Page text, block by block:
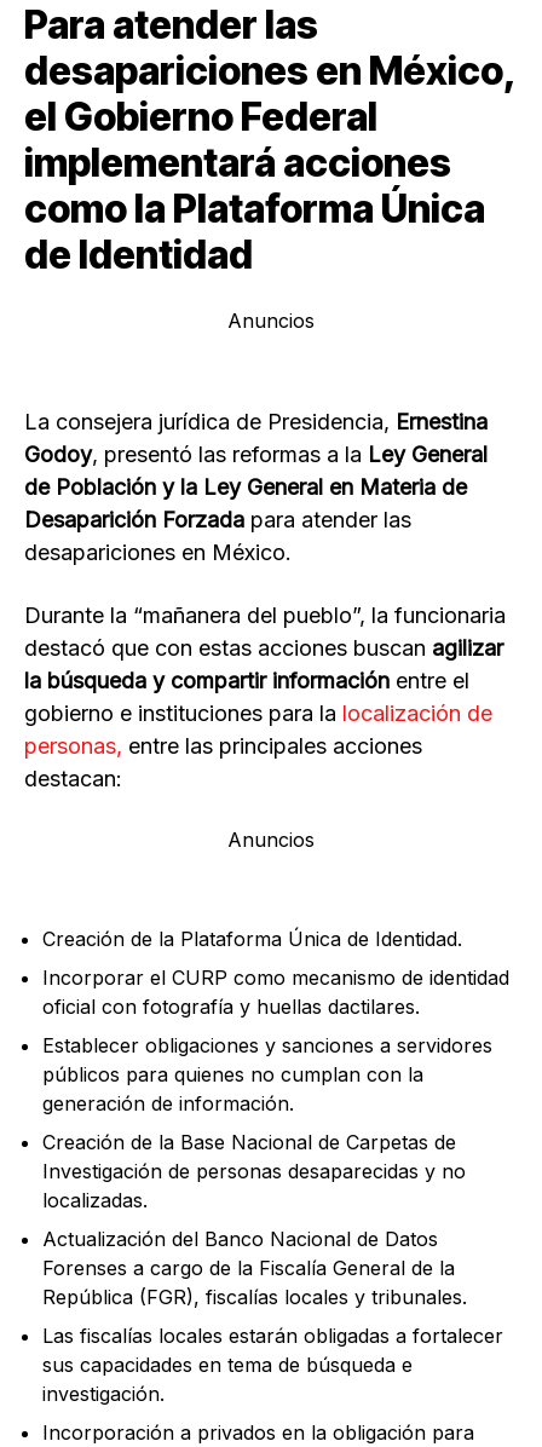
Para atender las
desapariciones en México,
el Gobierno Federal
implementará acciones
como la Plataforma Única
de Identidad
Anuncios
La consejera jurídica de Presidencia, Ernestina
Godoy, presentó las reformas a la Ley General
de Población y la Ley General en Materia de
Desaparición Forzada para atender las
desapariciones en México.
Durante la “mañanera del pueblo”, la funcionaria
destacó que con estas acciones buscan agilizar
la búsqueda y compartir información entre el
gobierno e instituciones para la localización de
personas, entre las principales acciones
destacan:
Anuncios
Creación de la Plataforma Única de Identidad.
Incorporar el CURP como mecanismo de identidad
oficial con fotografía y huellas dactilares.
Establecer obligaciones y sanciones a servidores
públicos para quienes no cumplan con la
generación de información.
Creación de la Base Nacional de Carpetas de
Investigación de personas desaparecidas y no
localizadas.
Actualización del Banco Nacional de Datos
Forenses a cargo de la Fiscalía General de la
República (FGR), fiscalías locales y tribunales.
Las fiscalías locales estarán obligadas a fortalecer
sus capacidades en tema de búsqueda e
investigación.
Incorporación a privados en la obligación para